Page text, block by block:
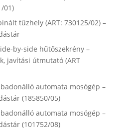
01)
tűzhely (ART: 730125/02) –
by-side hűtőszekrény –
javítási útmutató (ART
automata mosógép –
(185850/05)
automata mosógép –
(101752/08)